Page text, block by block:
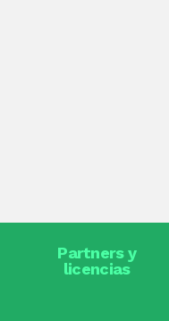
Partners y
licencias